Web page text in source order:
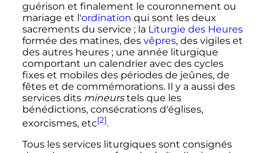
guérison et finalement le couronnement ou
mariage et l'ordination qui sont les deux
sacrements du service ; la Liturgie des Heures
formée des matines, des vêpres, des vigiles et
des autres heures ; une année liturgique
comportant un calendrier avec des cycles
fixes et mobiles des périodes de jeûnes, de
fêtes et de commémorations. Il y a aussi des
services dits mineurstels que les
bénédictions, consécrations d'églises,
exorcismes, etc[2].
Tous les services liturgiques sont consignés